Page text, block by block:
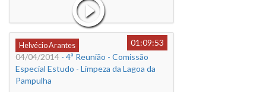
Helvécio Arantes
01:09:53
04/04/2014 - 4ª Reunião - Comissão
Especial Estudo - Limpeza da Lagoa da
Pampulha